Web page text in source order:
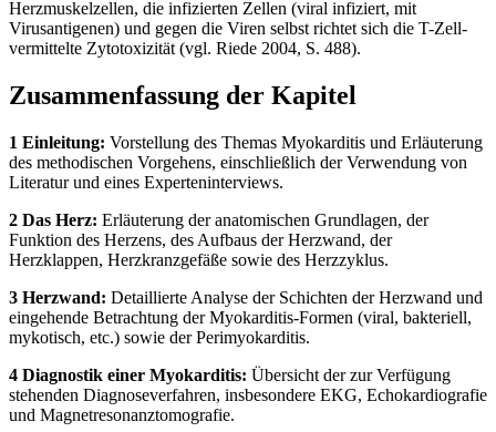
Herzmuskelzellen, die infizierten Zellen (viral infiziert, mit
Virusantigenen) und gegen die Viren selbst richtet sich die T-Zell-
vermittelte Zytotoxizität (vgl. Riede 2004, S. 488).
Zusammenfassung der Kapitel
1 Einleitung: Vorstellung des Themas Myokarditis und Erläuterung
des methodischen Vorgehens, einschließlich der Verwendung von
Literatur und eines Experteninterviews.
2 Das Herz: Erläuterung der anatomischen Grundlagen, der
Funktion des Herzens, des Aufbaus der Herzwand, der
Herzklappen, Herzkranzgefäße sowie des Herzzyklus.
3 Herzwand: Detaillierte Analyse der Schichten der Herzwand und
eingehende Betrachtung der Myokarditis-Formen (viral, bakteriell,
mykotisch, etc.) sowie der Perimyokarditis.
4 Diagnostik einer Myokarditis: Übersicht der zur Verfügung
stehenden Diagnoseverfahren, insbesondere EKG, Echokardiografie
und Magnetresonanztomografie.